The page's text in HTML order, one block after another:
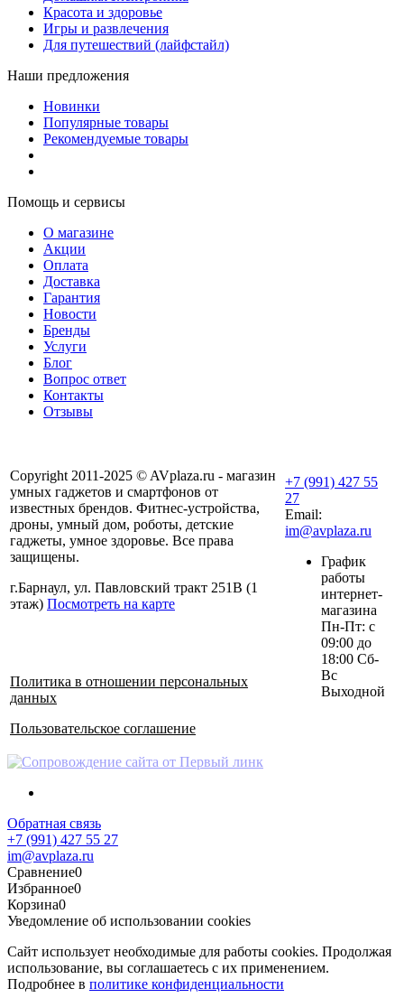
Красота и здоровье
Игры и развлечения
Для путешествий (лайфстайл)
Наши предложения
Новинки
Популярные товары
Рекомендуемые товары
Помощь и сервисы
О магазине
Акции
Оплата
Доставка
Гарантия
Новости
Бренды
Услуги
Блог
Вопрос ответ
Контакты
Отзывы
Copyright 2011-2025 © AVplaza.ru - магазин
умных гаджетов и смартфонов от
известных брендов. Фитнес-устройства,
дроны, умный дом, роботы, детские
гаджеты, умное здоровье. Все права
защищены.
г.Барнаул, ул. Павловский тракт 251В (1
этаж) Посмотреть на карте
Политика в отношении персональных
данных
Пользовательское соглашение
+7 (991) 427 55
27
Email:
im@avplaza.ru
График
работы
интернет-
магазина
Пн-Пт: с
09:00 до
18:00 Сб-
Вс
Выходной
Обратная связь
+7 (991) 427 55 27
im@avplaza.ru
Сравнение0
Избранное0
Корзина0
Уведомление об использовании cookies
Сайт использует необходимые для работы cookies. Продолжая
использование, вы соглашаетесь с их применением.
Подробнее в политике конфиденциальности